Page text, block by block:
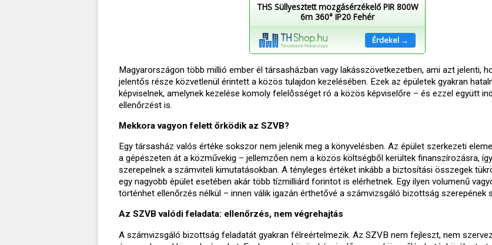
THS Süllyesztett mozgásérzékelő PIR 800W
6m 360° IP20 Fehér
Érdekel →
Magyarországon több millió ember él társasházban vagy lakásszövetkezetben, ami azt jelenti,
jelentős része közvetlenül érintett a közös tulajdon kezelésében. Ezek az épületek gyakran
képviselnek, amelynek kezelése komoly felelősséget ró a közös képviselőre – és ezzel együtt
ellenőrzést is.
Mekkora vagyon felett őrködik az SZVB?
Egy társasház valós értéke sokszor nem jelenik meg a könyvelésben. Az épület szerkezeti
a gépészeten át a közművekig – jellemzően nem a közös költségből kerültek finanszírozásra,
szerepelnek a számviteli kimutatásokban. A tényleges értéket inkább a biztosítási összegek
egy nagyobb épület esetében akár több tízmilliárd forintot is elérhetnek. Egy ilyen volumenű
történhet ellenőrzés nélkül – innen válik igazán érthetővé a számvizsgáló bizottság szerepének
Az SZVB valódi feladata: ellenőrzés, nem végrehajtás
A számvizsgáló bizottság feladatát gyakran félreértelmezik. Az SZVB nem fejleszt, nem